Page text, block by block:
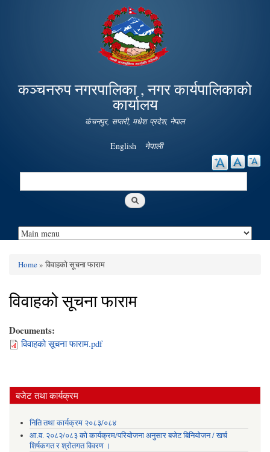
Skip to
main
content
कञ्चनरुप नगरपालिका , नगर कार्यपालिकाको
कार्यालय
कंचनपुर, सप्तरी, मधेश प्रदेश, नेपाल
English नेपाली
Search
Home» विवाहको सूचना फाराम
विवाहको सूचना फाराम
Documents:
विवाहको सूचना फाराम.pdf
बजेट तथा कार्यक्रम
निति तथा कार्यक्रम २०८३/०८४
आ.व. २०८२/०८३ को कार्यक्रम/परियोजना अनुसार बजेट बिनियोजन / खर्च
शिर्षकगत र श्रोतगत विवरण ।